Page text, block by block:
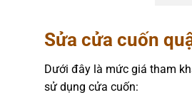
Sửa cửa cuốn
Dưới đây là mức giá tham
sử dụng cửa cuốn: